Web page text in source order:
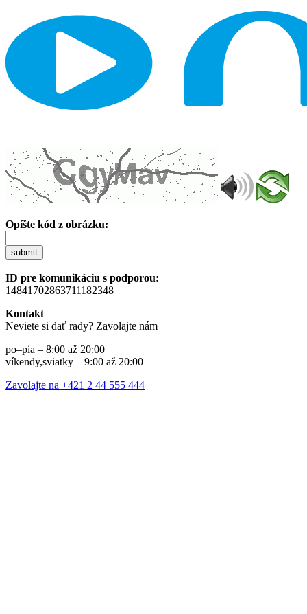
Opíšte kód z obrázku:
submit
ID pre komunikáciu s podporou:
14841702863711182348
Kontakt
Neviete si dať rady? Zavolajte nám
po–pia – 8:00 až 20:00
víkendy,sviatky – 9:00 až 20:00
Zavolajte na +421 2 44 555 444